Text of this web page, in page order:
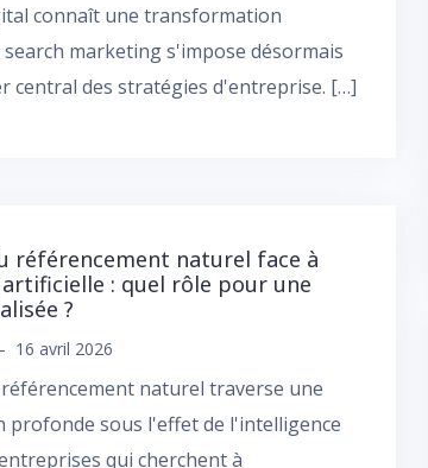
connaît une transformation
marketing s'impose désormais
central des stratégies d'entreprise. […]
référencement naturel face à
artificielle : quel rôle pour une
?
16 avril 2026
naturel traverse une
sous l'effet de l'intelligence
qui cherchent à